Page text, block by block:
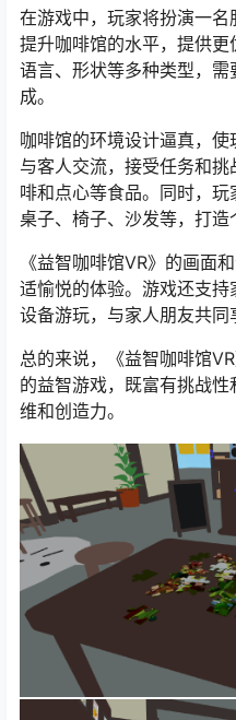
在游戏中，玩家将扮演一
提升咖啡馆的水平，提供更
语言、形状等多种类型，
成。
咖啡馆的环境设计逼真，
与客人交流，接受任务和
啡和点心等食品。同时，
桌子、椅子、沙发等，打造
《益智咖啡馆VR》的画面
适愉悦的体验。游戏还支
设备游玩，与家人朋友共同
总的来说，《益智咖啡馆
的益智游戏，既富有挑战
维和创造力。